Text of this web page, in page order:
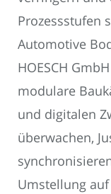
Prozessstufen
Automotive
HOESCH
modulare
und digitalen
überwachen,
Umstellung